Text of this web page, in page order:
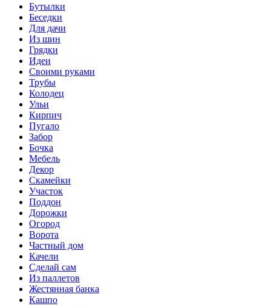
Бутылки
Беседки
Для дачи
Из шин
Грядки
Идеи
Своими руками
Трубы
Колодец
Ульи
Кирпич
Пугало
Забор
Бочка
Мебель
Декор
Скамейки
Участок
Поддон
Дорожки
Огород
Ворота
Частный дом
Качели
Сделай сам
Из паллетов
Жестянная банка
Кашпо